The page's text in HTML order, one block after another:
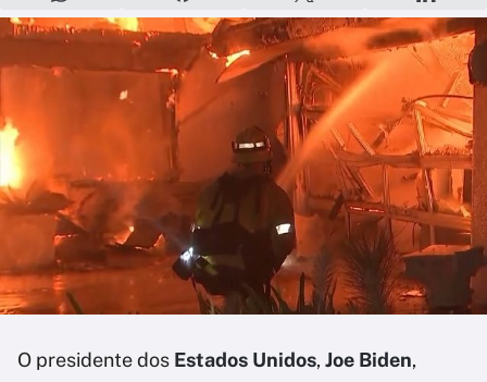
O presidente dos Estados Unidos, Joe Biden,